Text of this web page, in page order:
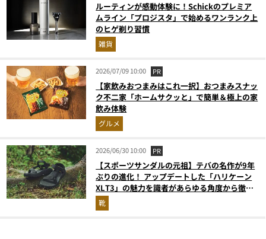
ルーティンが感動体験に！Schickのプレミア
ムライン「プロジスタ」で始めるワンランク上
のヒゲ剃り習慣
雑貨
2026/07/09 10:00 PR
【家飲みおつまみはこれ一択】おつまみスナッ
ク不二家「ホームサクッと」で簡単＆極上の家
飲み体験
グルメ
2026/06/30 10:00 PR
【スポーツサンダルの元祖】テバの名作が9年
ぶりの進化！ アップデートした「ハリケーン
XLT3」の魅力を識者があらゆる角度から徹底
解説！
靴